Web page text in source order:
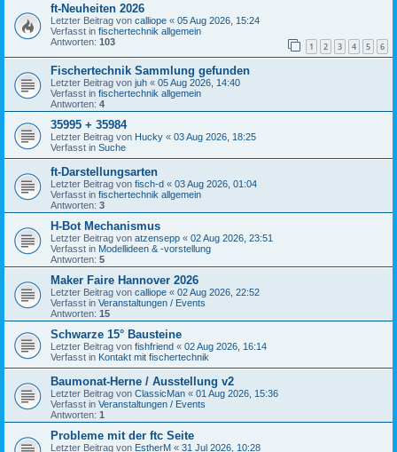
ft-Neuheiten 2026
Letzter Beitrag von calliope « 05 Aug 2026, 15:24
Verfasst in fischertechnik allgemein
Antworten: 103 1 2 3 4 5 6
Fischertechnik Sammlung gefunden
Letzter Beitrag von juh « 05 Aug 2026, 14:40
Verfasst in fischertechnik allgemein
Antworten: 4
35995 + 35984
Letzter Beitrag von Hucky « 03 Aug 2026, 18:25
Verfasst in Suche
ft-Darstellungsarten
Letzter Beitrag von fisch-d « 03 Aug 2026, 01:04
Verfasst in fischertechnik allgemein
Antworten: 3
H-Bot Mechanismus
Letzter Beitrag von atzensepp « 02 Aug 2026, 23:51
Verfasst in Modellideen & -vorstellung
Antworten: 5
Maker Faire Hannover 2026
Letzter Beitrag von calliope « 02 Aug 2026, 22:52
Verfasst in Veranstaltungen / Events
Antworten: 15
Schwarze 15° Bausteine
Letzter Beitrag von fishfriend « 02 Aug 2026, 16:14
Verfasst in Kontakt mit fischertechnik
Baumonat-Herne / Ausstellung v2
Letzter Beitrag von ClassicMan « 01 Aug 2026, 15:36
Verfasst in Veranstaltungen / Events
Antworten: 1
Probleme mit der ftc Seite
Letzter Beitrag von EstherM « 31 Jul 2026, 10:28